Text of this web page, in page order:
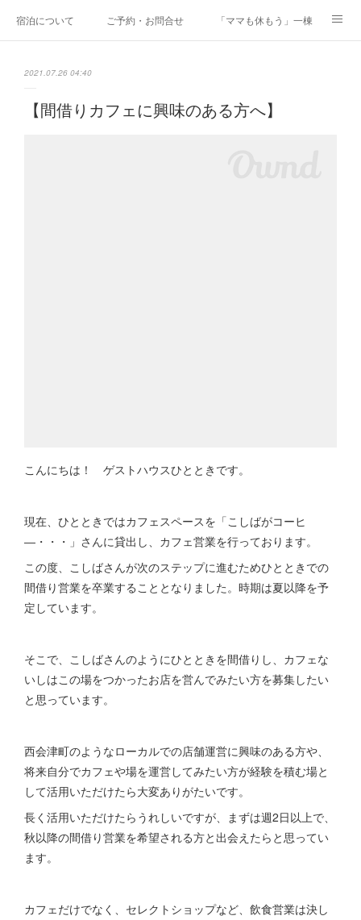
宿泊について ご予約・お問合せ 「ママも休もう」一棟貸しファ
2021.07.26 04:40
【間借りカフェに興味のある方へ】
こんにちは！ ゲストハウスひとときです。
現在、ひとときではカフェスペースを「こしばがコーヒ
―・・・」さんに貸出し、カフェ営業を行っております。
この度、こしばさんが次のステップに進むためひとときでの
間借り営業を卒業することとなりました。時期は夏以降を予
定しています。
そこで、こしばさんのようにひとときを間借りし、カフェな
いしはこの場をつかったお店を営んでみたい方を募集したい
と思っています。
西会津町のようなローカルでの店舗運営に興味のある方や、
将来自分でカフェや場を運営してみたい方が経験を積む場と
して活用いただけたら大変ありがたいです。
長く活用いただけたらうれしいですが、まずは週2日以上で、
秋以降の間借り営業を希望される方と出会えたらと思ってい
ます。
カフェだけでなく、セレクトショップなど、飲食営業は決し